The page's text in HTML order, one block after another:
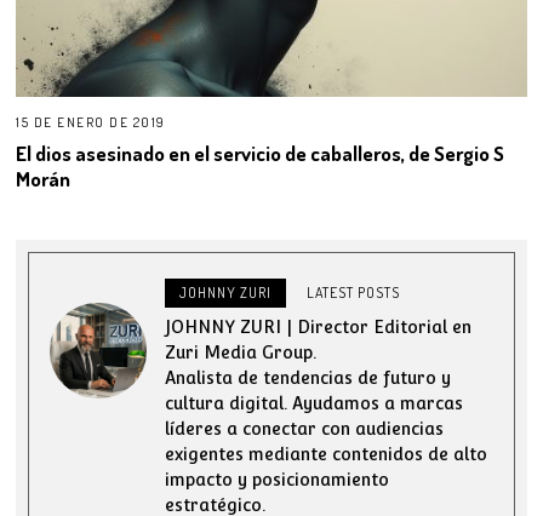
15 DE ENERO DE 2019
El dios asesinado en el servicio de caballeros, de Sergio S
Morán
JOHNNY ZURI LATEST POSTS
JOHNNY ZURI | Director Editorial en
Zuri Media Group.
Analista de tendencias de futuro y
cultura digital. Ayudamos a marcas
líderes a conectar con audiencias
exigentes mediante contenidos de alto
impacto y posicionamiento
estratégico.